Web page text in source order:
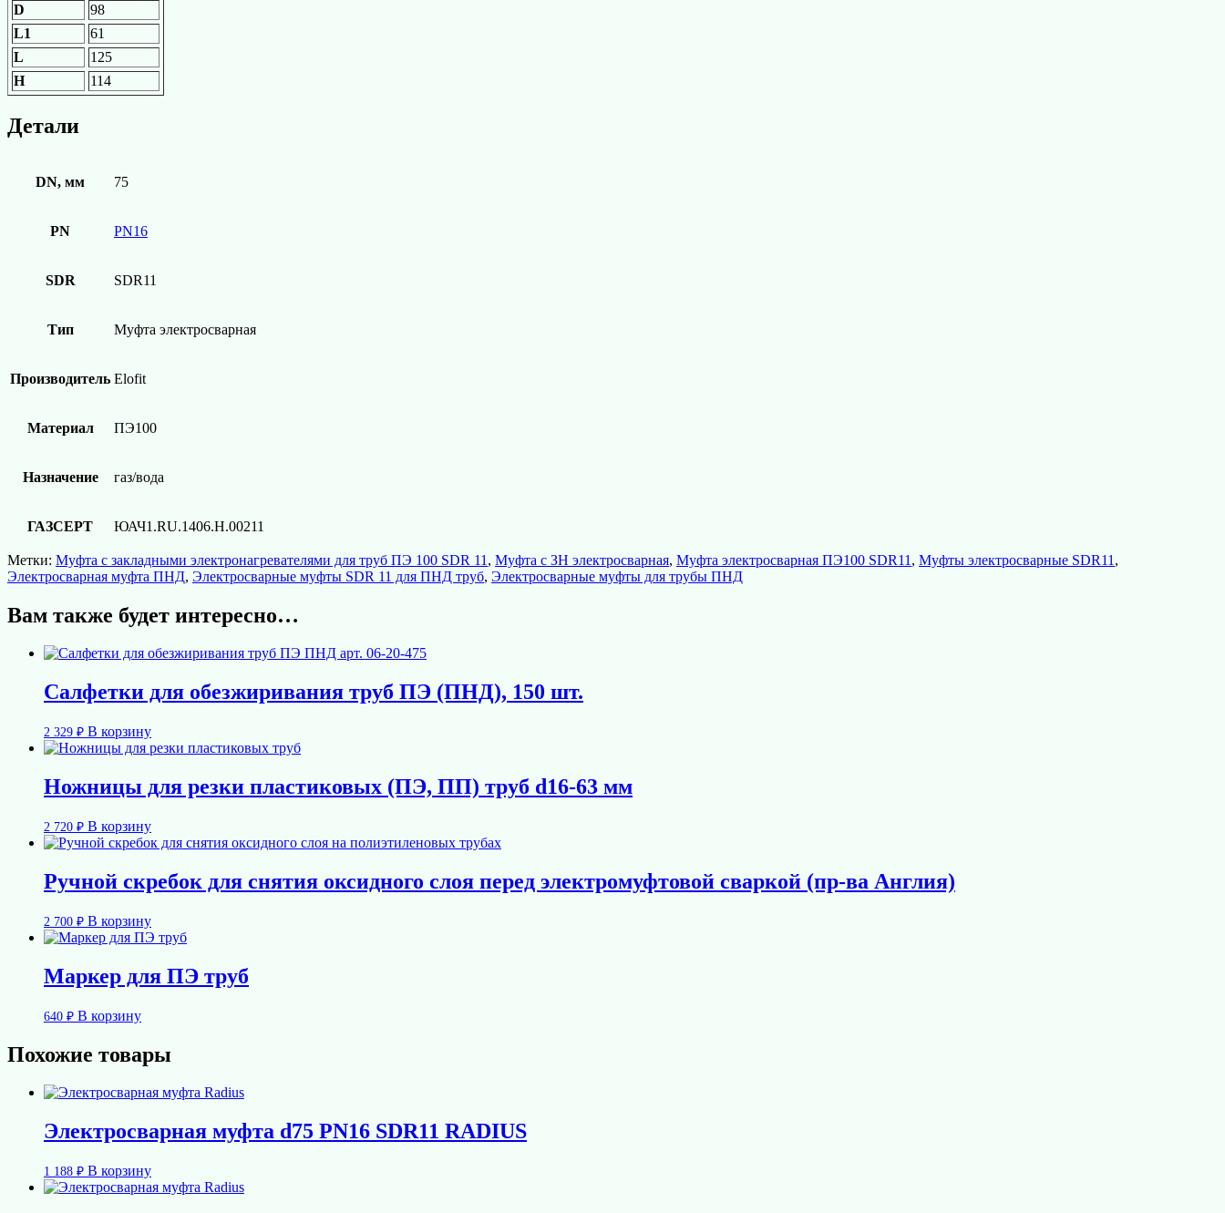
D
98
L1
61
L
125
H
114
Детали
DN, мм 75
PN PN16
SDR SDR11
Тип Муфта электросварная
Производитель Elofit
Материал ПЭ100
Назначение газ/вода
ГАЗСЕРТ ЮАЧ1.RU.1406.Н.00211
Метки: Муфта с закладными электронагревателями для труб ПЭ 100 SDR 11 , Муфта с ЗН электросварная, Муфта электросварная ПЭ100 SDR11 , Муфты электросварные SDR11 ,
Электросварная муфта ПНД, Электросварные муфты SDR 11 для ПНД труб, Электросварные муфты для трубы ПНД
Вам также будет интересно…
Салфетки для обезжиривания труб ПЭ (ПНД), 150 шт.
2 329 ₽ В корзину
Ножницы для резки пластиковых (ПЭ, ПП) труб d16-63 мм
2 720 ₽ В корзину
Ручной скребок для снятия оксидного слоя перед электромуфтовой сваркой (пр-ва Англия)
2 700 ₽ В корзину
Маркер для ПЭ труб
640 ₽ В корзину
Похожие товары
Электросварная муфта d75 PN16 SDR11 RADIUS
1 188 ₽ В корзину